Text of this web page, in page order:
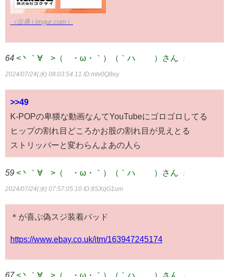
（出典 i.imgur.com）
64 <丶｀∀´>（´・ω・｀）（｀ハ´ ）さん ：
2024/07/24(水) 08:03:54.11 ID:mtv0Q8ey
>>49
K-POPの卑猥な動画なんてYouTubeにゴロゴロしてる
ヒップの割れ目どころかお股の割れ目が見えとる
ストリッパーと変わらんよあの人ら
59 <丶｀∀´>（´・ω・｀）（｀ハ´ ）さん ：
2024/07/24(水) 07:57:05.10 ID:8SXqG1um
＊が喜ぶ偽スジ装着パッド
https://www.ebay.co.uk/itm/163947245174
67 <丶｀∀´>（´・ω・｀）（｀ハ´ ）さん